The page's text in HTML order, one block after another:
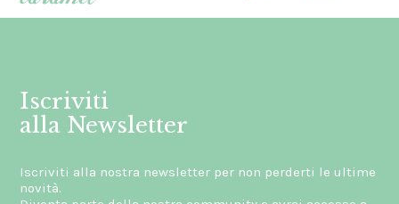
Iscriviti
alla Newsletter
Iscriviti alla nostra newsletter per non perderti le ultime
novità.